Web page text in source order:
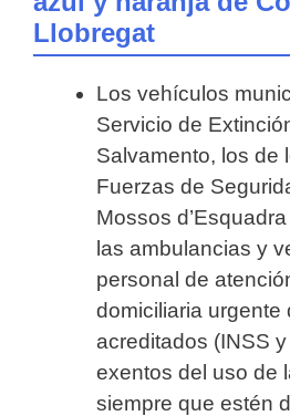
Llobregat
Los vehículos
Servicio de
Salvamento, los de
Fuerzas de
Mossos
las ambulancias y
personal de
domiciliaria urgente
acreditados (INSS
exentos del uso de
siempre que estén